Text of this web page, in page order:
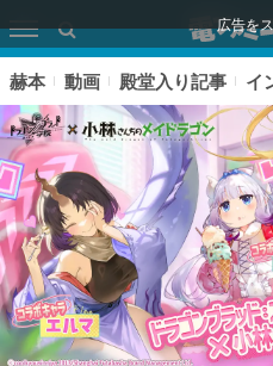
広告を
赫本 動画 殿堂入り記事 イ